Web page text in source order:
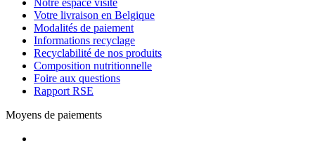
Votre livraison en Belgique
Modalités de paiement
Informations recyclage
Recyclabilité de nos produits
Composition nutritionnelle
Foire aux questions
Rapport RSE
Moyens de paiements